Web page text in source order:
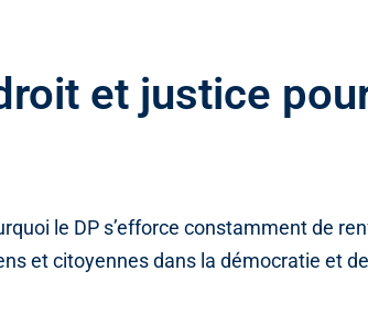
et justice
le DP s’efforce constamment de
et citoyennes dans la démocratie et